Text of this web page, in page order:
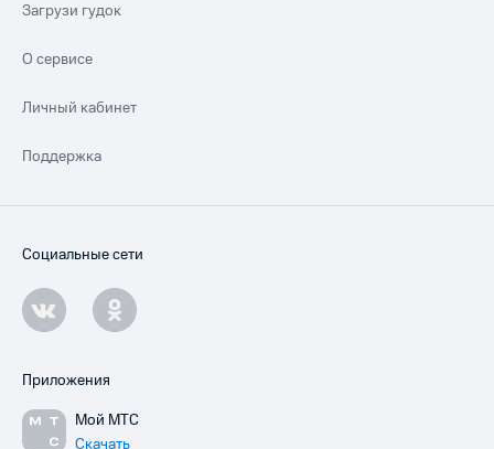
Загрузи гудок
О сервисе
Личный кабинет
Поддержка
Социальные сети
Приложения
Мой МТС
Скачать